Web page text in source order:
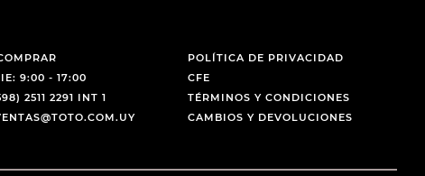
9:00 - 17:00
2511 2291 INT 1
POLÍTICA DE PRIVACIDAD
CFE
TÉRMINOS Y CONDICIONES
CAMBIOS Y DEVOLUCIONES